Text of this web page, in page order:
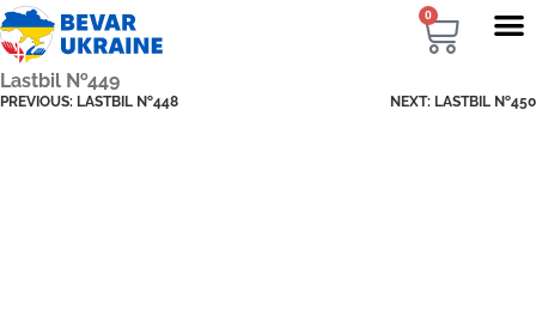
0
Lastbil №449
PREVIOUS: LASTBIL №448 NEXT: LASTBIL №450